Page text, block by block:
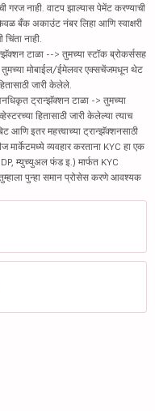
गरज नाही. वाटप झाल्यास पेमेंट करण्याची
बँक अकाउंट नंबर लिहा आणि स्वाक्षरी
नाही.
टाळा --> तुमच्या स्टॉक ब्रोकर्ससह
तुमच्या मोबाईल/ईमेलवर एक्सचेंजमधून थेट
जारी केलेले.
ट्रान्झॅक्शन टाळा -> तुमच्या
हितासाठी जारी केलेल्या त्याच
इतर महत्त्वाच्या ट्रान्झॅक्शनसाठी
मार्केटमध्ये व्यवहार करताना KYC हा एक
म्युच्युअल फंड इ.) मार्फत KYC
पुन्हा समान प्रोसेस करणे आवश्यक